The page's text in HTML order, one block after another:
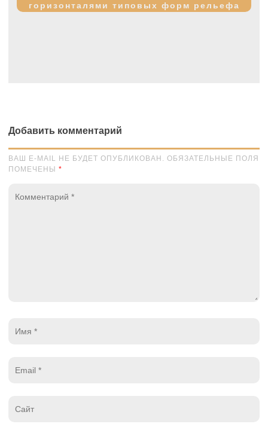
горизонталями типовых форм рельефа
Добавить комментарий
ВАШ E-MAIL НЕ БУДЕТ ОПУБЛИКОВАН. ОБЯЗАТЕЛЬНЫЕ ПОЛЯ
ПОМЕЧЕНЫ *